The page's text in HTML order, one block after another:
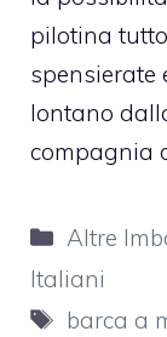
pilotina
spensierate
lontano
compagnia
Altre
Italiani
Tag
barca a